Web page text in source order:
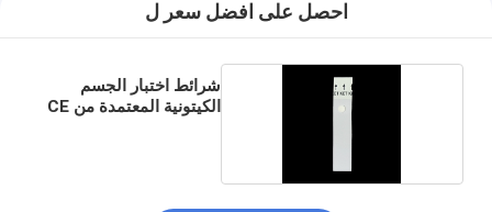
احصل على افضل سعر ل
شرائط اختبار الجسم
الكيتونية المعتمدة من CE